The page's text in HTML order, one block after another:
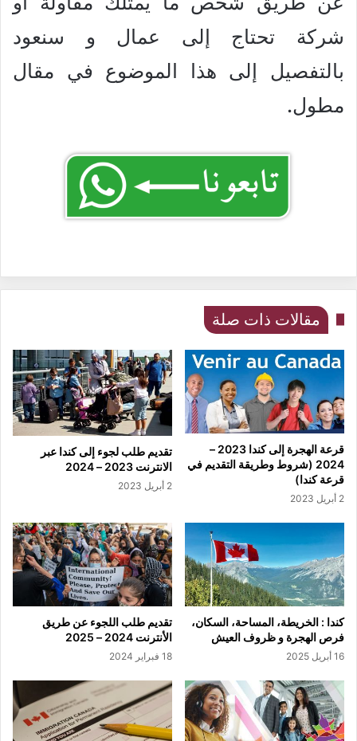
شركة تحتاج إلى عمال و سنعود
بالتفصيل إلى هذا الموضوع في مقال
مطول.
مقالات ذات صلة
قرعة الهجرة إلى كندا 2023 –
2024 (شروط وطريقة التقديم في
قرعة كندا)
2 أبريل 2023
تقديم طلب لجوء إلى كندا عبر
الانترنت 2023 – 2024
2 أبريل 2023
كندا : الخريطة، المساحة، السكان،
فرص الهجرة و ظروف العيش
16 أبريل 2025
تقديم طلب اللجوء عن طريق
الأنترنت 2024 – 2025
18 فبراير 2024